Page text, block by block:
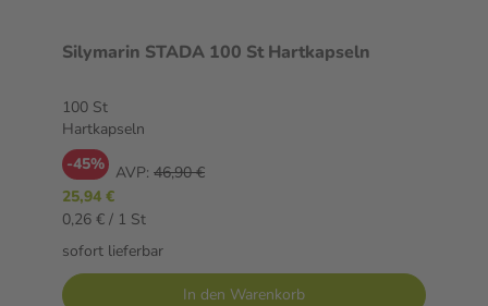
Silymarin STADA 100 St Hartkapseln
100 St
Hartkapseln
-45% AVP: 46,90 €
25,94 €
0,26 € / 1 St
sofort lieferbar
In den Warenkorb